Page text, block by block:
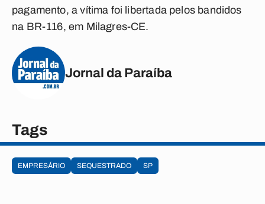
pagamento, a vítima foi libertada pelos bandidos
na BR-116, em Milagres-CE.
Jornal da Paraíba
Tags
EMPRESÁRIO SEQUESTRADO SP